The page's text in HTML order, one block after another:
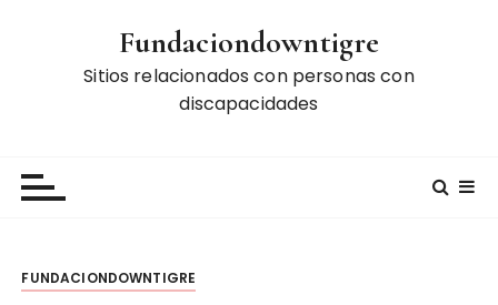
Fundaciondowntigre
Sitios relacionados con personas con
discapacidades
FUNDACIONDOWNTIGRE